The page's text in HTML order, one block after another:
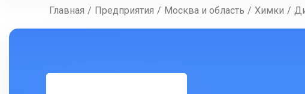
Главная / Предприятия / Москва и область / Химки /